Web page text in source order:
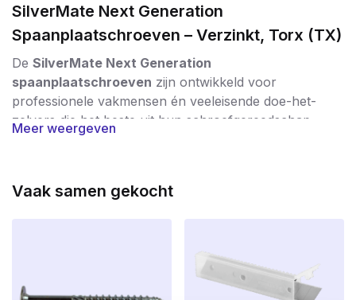
SilverMate Next Generation
Spaanplaatschroeven – Verzinkt, Torx (TX)
De SilverMate Next Generation
spaanplaatschroeven zijn ontwikkeld voor
professionele vakmensen én veeleisende doe-het-
zelvers die het beste uit hun schroefgereedschap
willen halen. Deze schroeven onderscheiden zich door
schroefdraadheeft.
Optimale spoed per lengte:
korte schroeven
hebben een kleinere spoed voor een hoge
Meer weergeven
Vaak samen gekocht